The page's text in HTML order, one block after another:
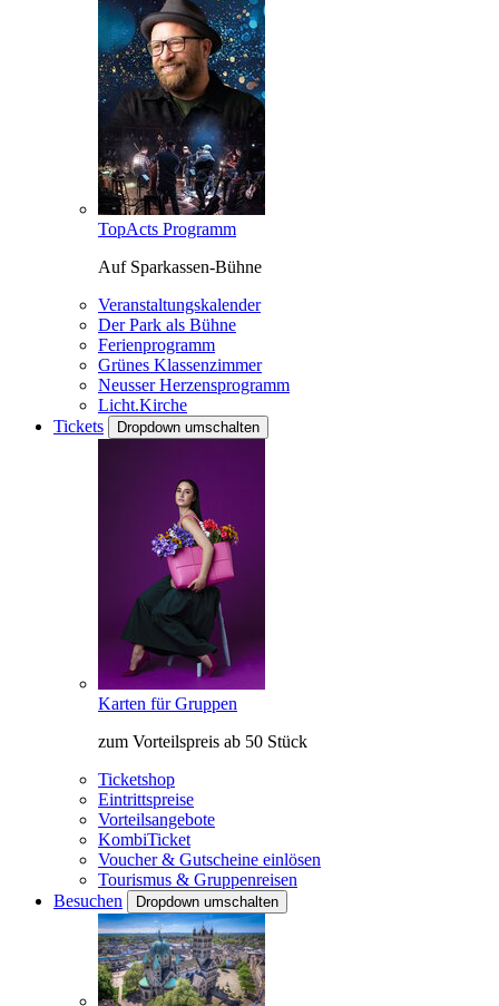
TopActs Programm
Auf Sparkassen-Bühne
Veranstaltungskalender
Der Park als Bühne
Ferienprogramm
Grünes Klassenzimmer
Neusser Herzensprogramm
Licht.Kirche
Tickets
Dropdown umschalten
Karten für Gruppen
zum Vorteilspreis ab 50 Stück
Ticketshop
Eintrittspreise
Vorteilsangebote
KombiTicket
Voucher & Gutscheine einlösen
Tourismus & Gruppenreisen
Besuchen
Dropdown umschalten